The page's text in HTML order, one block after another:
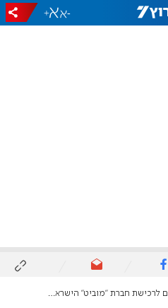
-
+
חברת ״מוביט״ הישראלית